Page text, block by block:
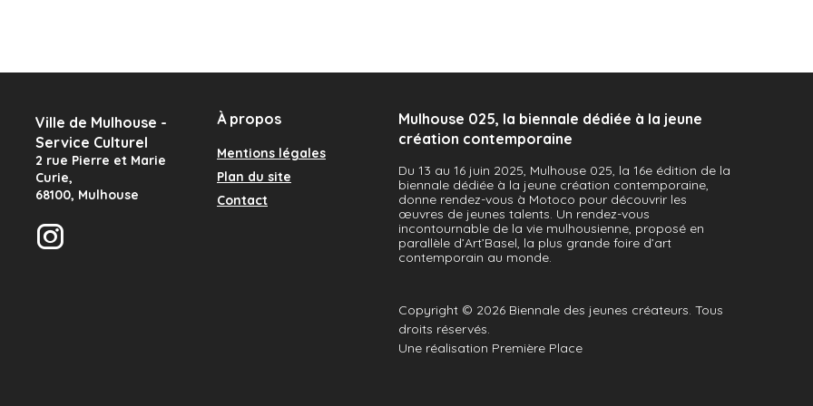
européens
Ville de Mulhouse -
Service Culturel
2 rue Pierre et Marie
Curie,
68100, Mulhouse
Instagram
À propos
Mentions légales
Plan du site
Contact
Mulhouse 025, la biennale dédiée à la jeune
création contemporaine
Du 13 au 16 juin 2025, Mulhouse 025, la 16e édition de la
biennale dédiée à la jeune création contemporaine,
donne rendez-vous à Motoco pour découvrir les
œuvres de jeunes talents. Un rendez-vous
incontournable de la vie mulhousienne, proposé en
parallèle d’Art’Basel, la plus grande foire d’art
contemporain au monde.
Copyright © 2026 Biennale des jeunes créateurs. Tous
droits réservés.
Une réalisation Première Place